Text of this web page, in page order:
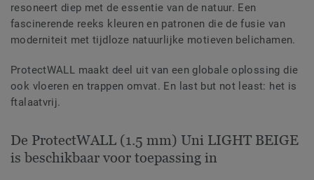
resoneert diep met de essentie van de natuur. Een
fascinerende reeks kleuren en patronen die de fusie van
moderniteit met tijdloze natuurlijke motieven belichamen.
ProtectWALL maakt deel uit van een globale oplossing die
ook vloeren en trappen omvat. En last but not least: het is
ftalaatvrij.
De ProtectWALL (1.5 mm) Uni LIGHT BEIGE
is beschikbaar voor toepassing in